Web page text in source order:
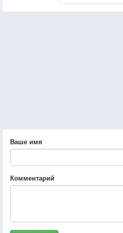
Ваше имя
Комментарий